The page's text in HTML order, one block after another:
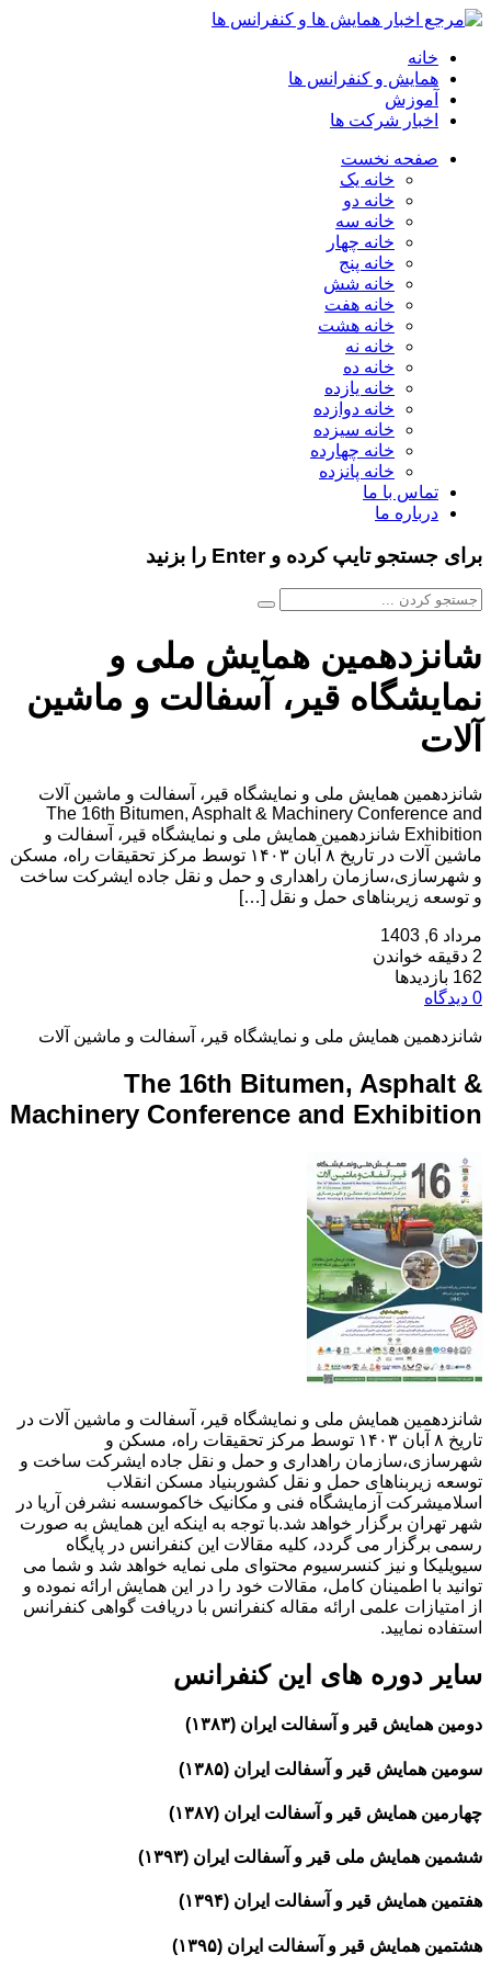
خانه
همایش و کنفرانس ها
آموزش
اخبار شرکت ها
صفحه نخست
خانه یک
خانه دو
خانه سه
خانه چهار
خانه پنج
خانه شش
خانه هفت
خانه هشت
خانه نه
خانه ده
خانه یازده
خانه دوازده
خانه سیزده
خانه چهارده
خانه پانزده
تماس با ما
درباره ما
برای جستجو تایپ کرده و Enter را بزنید
شانزدهمین همایش ملی و
نمایشگاه قیر، آسفالت و ماشین
آلات
شانزدهمین همایش ملی و نمایشگاه قیر، آسفالت و ماشین آلات
The 16th Bitumen, Asphalt & Machinery Conference and
Exhibition شانزدهمین همایش ملی و نمایشگاه قیر، آسفالت و
ماشین آلات در تاریخ ۸ آبان ۱۴۰۳ توسط مرکز تحقیقات راه، مسکن
و شهرسازی،سازمان راهداری و حمل و نقل جاده ایشرکت ساخت
و توسعه زیربناهای حمل و نقل […]
مرداد 6, 1403
2 دقیقه خواندن
162 بازدیدها
0 دیدگاه
شانزدهمین همایش ملی و نمایشگاه قیر، آسفالت و ماشین آلات
The 16th Bitumen, Asphalt &
Machinery Conference and Exhibition
شانزدهمین همایش ملی و نمایشگاه قیر، آسفالت و ماشین آلات در
تاریخ ۸ آبان ۱۴۰۳ توسط مرکز تحقیقات راه، مسکن و
شهرسازی،سازمان راهداری و حمل و نقل جاده ایشرکت ساخت و
توسعه زیربناهای حمل و نقل کشوربنیاد مسکن انقلاب
اسلامیشرکت آزمایشگاه فنی و مکانیک خاکموسسه نشرفن آریا در
شهر تهران برگزار خواهد شد.با توجه به اینکه این همایش به صورت
رسمی برگزار می گردد، کلیه مقالات این کنفرانس در پایگاه
سیویلیکا و نیز کنسرسیوم محتوای ملی نمایه خواهد شد و شما می
توانید با اطمینان کامل، مقالات خود را در این همایش ارائه نموده و
از امتیازات علمی ارائه مقاله کنفرانس با دریافت گواهی کنفرانس
استفاده نمایید.
سایر دوره های این کنفرانس
دومین همایش قیر و آسفالت ایران (۱۳۸۳)
سومین همایش قیر و آسفالت ایران (۱۳۸۵)
چهارمین همایش قیر و آسفالت ایران (۱۳۸۷)
ششمین همایش ملی قیر و آسفالت ایران (۱۳۹۳)
هفتمین همایش قیر و آسفالت ایران (۱۳۹۴)
هشتمین همایش قیر و آسفالت ایران (۱۳۹۵)